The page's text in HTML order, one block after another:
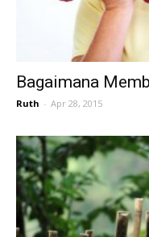
Bagaimana
Ruth - Apr 28, 2015